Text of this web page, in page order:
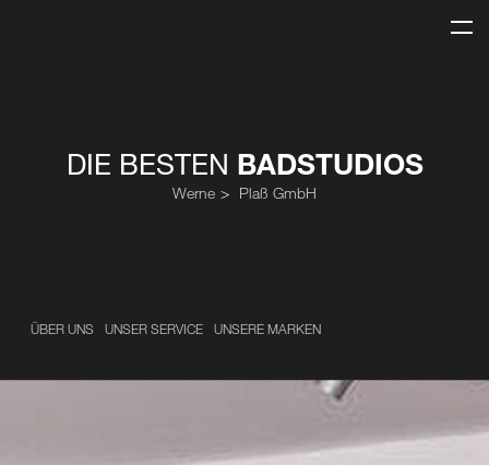
DIE BESTEN BADSTUDIOS
Werne Plaß GmbH
ÜBER UNS UNSER SERVICE UNSERE MARKEN